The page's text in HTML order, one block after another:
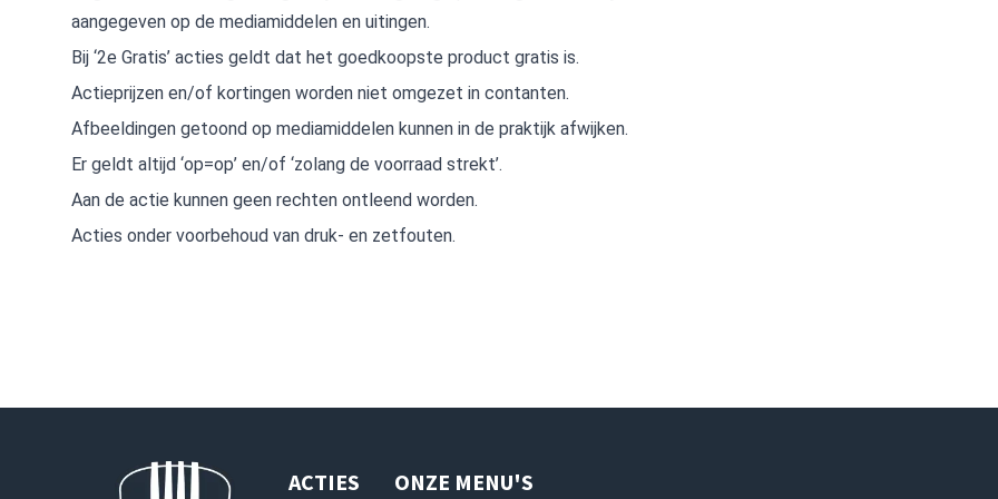
aangegeven op de mediamiddelen en uitingen.
Bij ‘2e Gratis’ acties geldt dat het goedkoopste product gratis is.
Actieprijzen en/of kortingen worden niet omgezet in contanten.
Afbeeldingen getoond op mediamiddelen kunnen in de praktijk afwijken.
Er geldt altijd ‘op=op’ en/of ‘zolang de voorraad strekt’.
Aan de actie kunnen geen rechten ontleend worden.
Acties onder voorbehoud van druk- en zetfouten.
ACTIES ONZE MENU'S